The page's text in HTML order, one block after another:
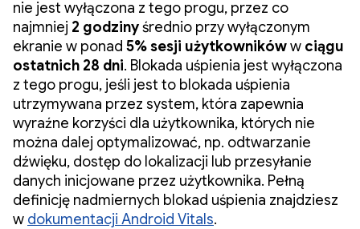
nie jest wyłączona z tego progu, przez co
najmniej 2 godzinyśrednio przy wyłączonym
ekranie w ponad 5% sesji użytkownikóww ciągu
ostatnich 28 dni. Blokada uśpienia jest wyłączona
z tego progu, jeśli jest to blokada uśpienia
utrzymywana przez system, która zapewnia
wyraźne korzyści dla użytkownika, których nie
można dalej optymalizować, np. odtwarzanie
dźwięku, dostęp do lokalizacji lub przesyłanie
danych inicjowane przez użytkownika. Pełną
definicję nadmiernych blokad uśpienia znajdziesz
w dokumentacji Android Vitals.